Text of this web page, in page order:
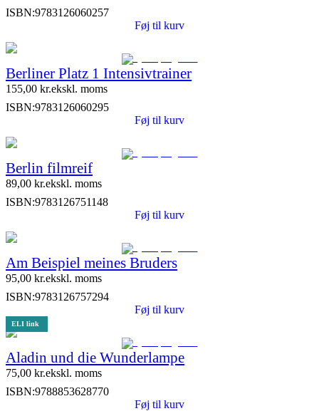
ISBN:9783126060257
Føj til kurv
Berliner Platz 1 Intensivtrainer
155,00 kr.ekskl. moms
ISBN:9783126060295
Føj til kurv
Berlin filmreif
89,00 kr.ekskl. moms
ISBN:9783126751148
Føj til kurv
Am Beispiel meines Bruders
95,00 kr.ekskl. moms
ISBN:9783126757294
Føj til kurv
ELI link
Aladin und die Wunderlampe
75,00 kr.ekskl. moms
ISBN:9788853628770
Føj til kurv